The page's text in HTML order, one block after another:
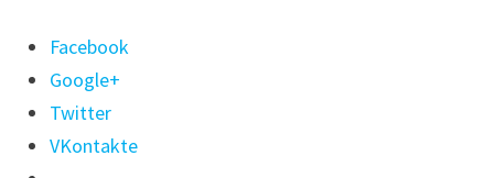
Поделиться
"На
4,7%
возрос
Facebook
Google+
Twitter
VKontakte